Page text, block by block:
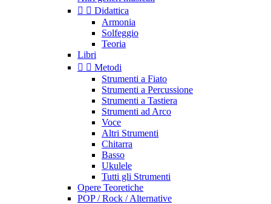
  Didattica
Armonia
Solfeggio
Teoria
Libri
  Metodi
Strumenti a Fiato
Strumenti a Percussione
Strumenti a Tastiera
Strumenti ad Arco
Voce
Altri Strumenti
Chitarra
Basso
Ukulele
Tutti gli Strumenti
Opere Teoretiche
POP / Rock / Alternative